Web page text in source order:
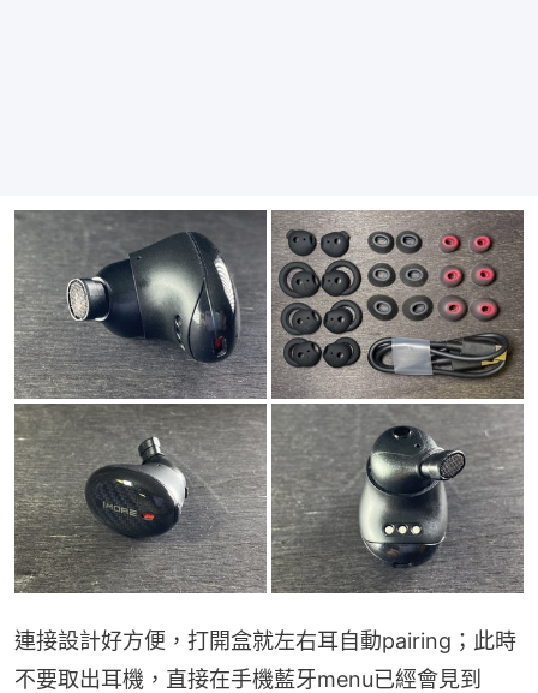
連接設計好方便，打開盒就左右耳自動pairing；此時
不要取出耳機，直接在手機藍牙menu已經會見到